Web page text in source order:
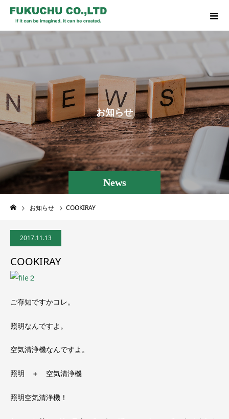
News
お知 らせ
お知らせ COOKIRAY
2017.11.13
COOKIRAY
ご存知ですかコレ。
照明なんですよ。
空気清浄機なんですよ。
照明 ＋ 空気清浄機
照明空気清浄機！